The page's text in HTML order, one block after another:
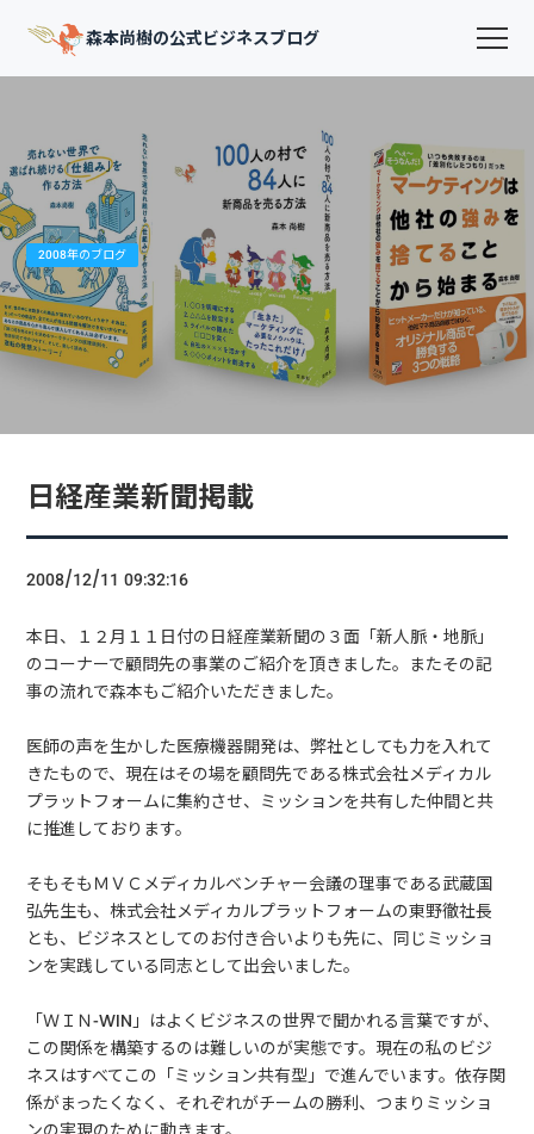
森本尚樹の公式ビジネスブログ
2008年のブログ
日経産業新聞掲載
2008/12/11 09:32:16
本日、１２月１１日付の日経産業新聞の３面「新人脈・地脈」
のコーナーで顧問先の事業のご紹介を頂きました。またその記
事の流れで森本もご紹介いただきました。
医師の声を生かした医療機器開発は、弊社としても力を入れて
きたもので、現在はその場を顧問先である株式会社メディカル
プラットフォームに集約させ、ミッションを共有した仲間と共
に推進しております。
そもそもＭＶＣメディカルベンチャー会議の理事である武蔵国
弘先生も、株式会社メディカルプラットフォームの東野徹社長
とも、ビジネスとしてのお付き合いよりも先に、同じミッショ
ンを実践している同志として出会いました。
「ＷＩＮ-WIN」はよくビジネスの世界で聞かれる言葉ですが、
この関係を構築するのは難しいのが実態です。現在の私のビジ
ネスはすべてこの「ミッション共有型」で進んでいます。依存関
係がまったくなく、それぞれがチームの勝利、つまりミッショ